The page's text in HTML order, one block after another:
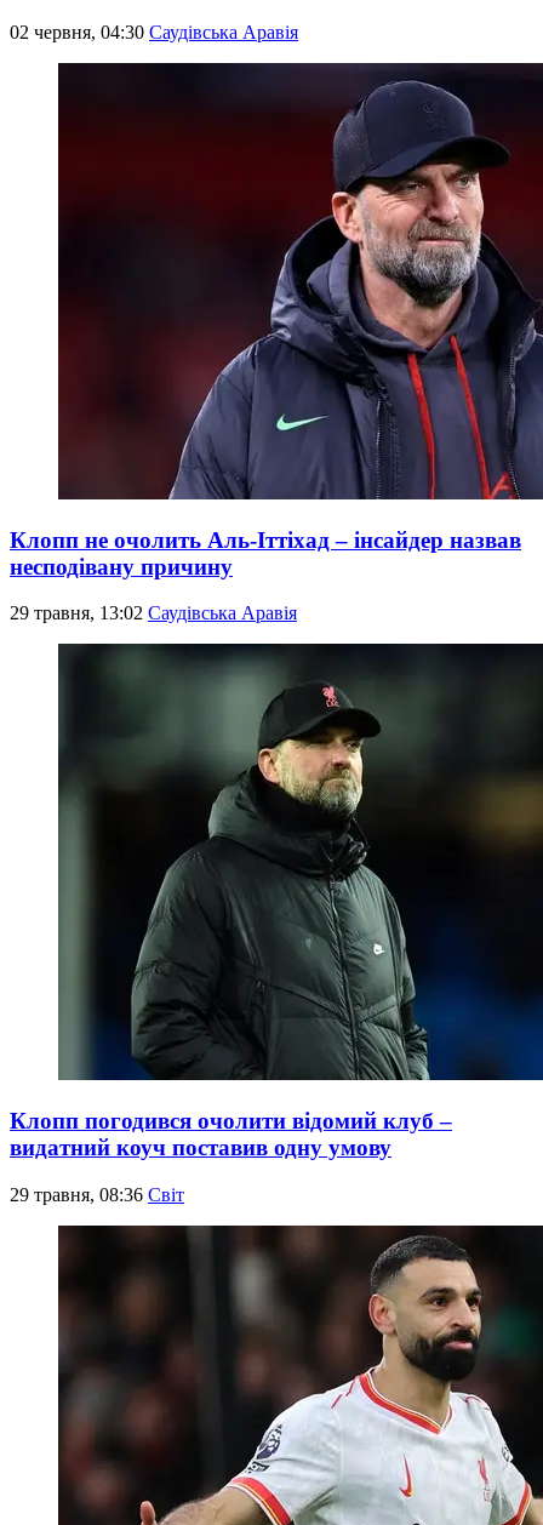
02 червня, 04:30 Саудівська Аравія
Клопп не очолить Аль-Іттіхад – інсайдер назвав
несподівану причину
29 травня, 13:02 Саудівська Аравія
Клопп погодився очолити відомий клуб –
видатний коуч поставив одну умову
29 травня, 08:36 Світ